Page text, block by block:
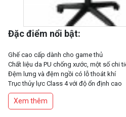
Đặc điểm nổi bật:
Ghế cao cấp dành cho game thủ
Chất liệu da PU chống xước, một số chi
Đệm lưng và đệm ngồi có lỗ thoát khí
Trục thủy lực Class 4 với độ ổn định cao
Bệ đỡ: Kiểu cánh bướm
Đệm mông ghế được làm bằng khuôn
Xem thêm